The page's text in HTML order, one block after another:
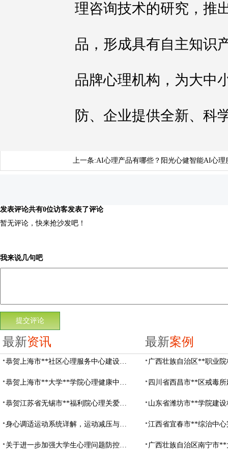
理咨询技术的研究，推
品，形成具有自主知识
品牌心理机构，为大中
防、企业提供全新、科
上一条:AI心理产品有哪些？阳光心健智能AI心理
发表评论共有0位访客发表了评论
暂无评论，快来抢沙发吧！
我来说几句吧
最新资讯
恭贺上海市**社区心理服务中心建设项目由阳光心健代理商中标
恭贺上海市**大学**学院心理健康中心建设项目由阳光心健代理商中标
恭贺江苏省无锡市**福利院心理关爱中心建设项目由阳光心健代理商中标
身心调适运动系统详解，运动减压与心理调适全指南
关于进一步加强大学生心理问题防控，防控大学生心理危机
最新案例